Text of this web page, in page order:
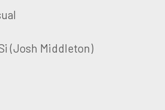
(Josh Middleton)